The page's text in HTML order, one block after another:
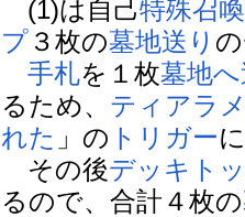
(1)は自己特殊召喚
プ ３枚の墓地送り の
手札を１枚墓地
るため、 ティアラ
れた 」の トリガー
その後デッキト
るので、合計４枚の